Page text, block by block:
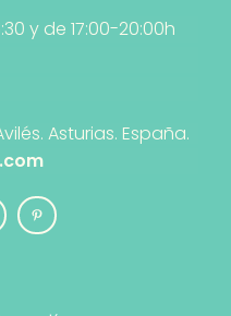
y de 17:00-20:00h
Asturias. España.